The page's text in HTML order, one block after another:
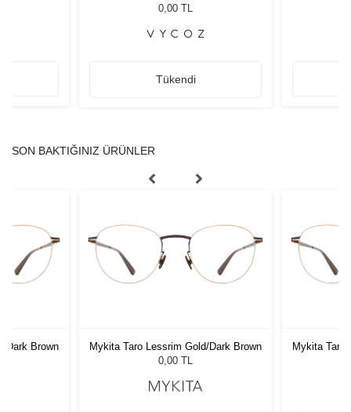
21
0,00 TL
Tükendi
SON BAKTIĞINIZ ÜRÜNLER
Dark Brown
Mykita Taro Lessrim Gold/Dark Brown
0,00 TL
Mykita Taro